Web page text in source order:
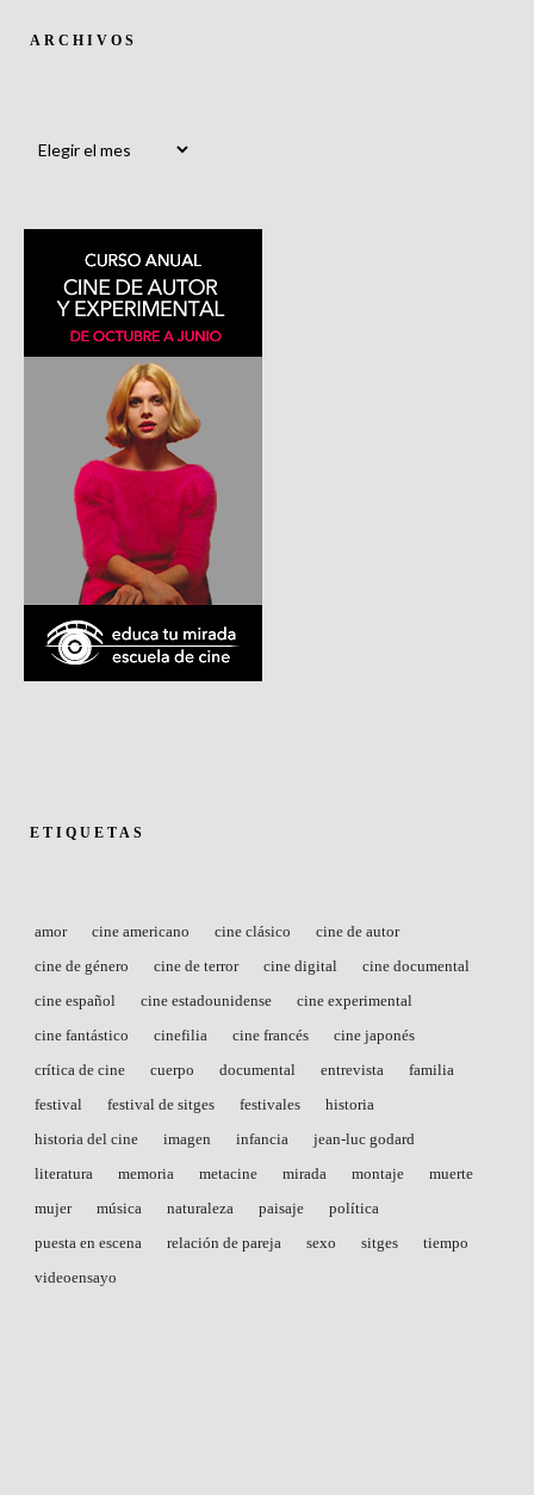
ARCHIVOS
ETIQUETAS
amor cine americano cine clásico
cine de autor
cine de género
cine de terror cine digital
cine documental
cine español
cine estadounidense
cine experimental
cine fantástico
cinefilia cine francés
cine japonés
crítica de cine
cuerpo documental entrevista
familia
festival
festival de sitges festivales
historia
historia del cine
imagen infancia
jean-luc godard
literatura
memoria metacine mirada montaje
muerte
mujer
música naturaleza paisaje
política
puesta en escena
relación de pareja sexo sitges
tiempo
videoensayo